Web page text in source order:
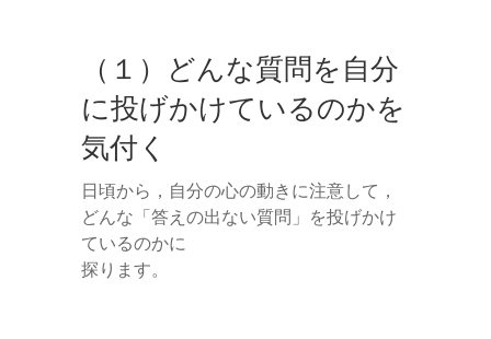
（１）どんな質問を自分
に投げかけているのかを
気付く
日頃から，自分の心の動きに注意して，
どんな「答えの出ない質問」を投げかけ
ているのかに
探ります。